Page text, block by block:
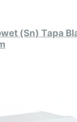
(Sn) Tapa